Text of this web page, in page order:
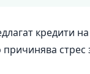
кредити